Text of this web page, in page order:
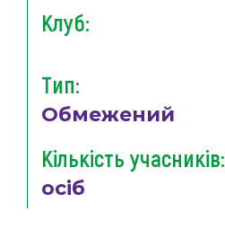
Клуб:
Тип:
Обмежений
Кількість учасників:
осіб